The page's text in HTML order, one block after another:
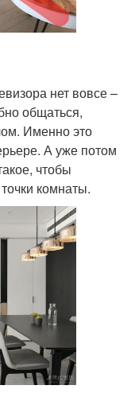
нет вовсе –
общаться,
Именно это
А уже потом
чтобы
комнаты.